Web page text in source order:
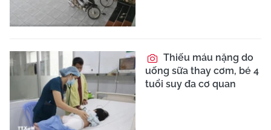
Thiếu máu nặng do
uống sữa thay cơm, bé 4
tuổi suy đa cơ quan